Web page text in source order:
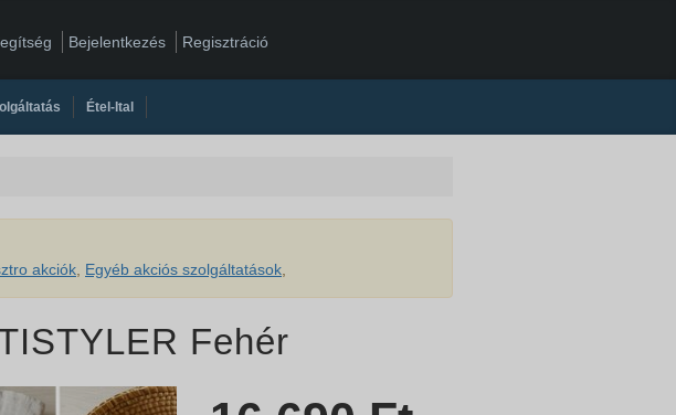
Bejelentkezés Regisztráció
Étel-Ital
akciók Egyéb akciós szolgáltatások
Fehér